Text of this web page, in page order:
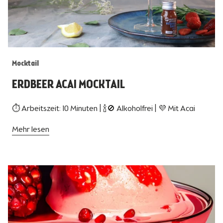
Mocktail
ERDBEER ACAI MOCKTAIL
⏱ Arbeitszeit: 10 Minuten | 🍾🚫 Alkoholfrei | 💜 Mit Acai
Mehr lesen